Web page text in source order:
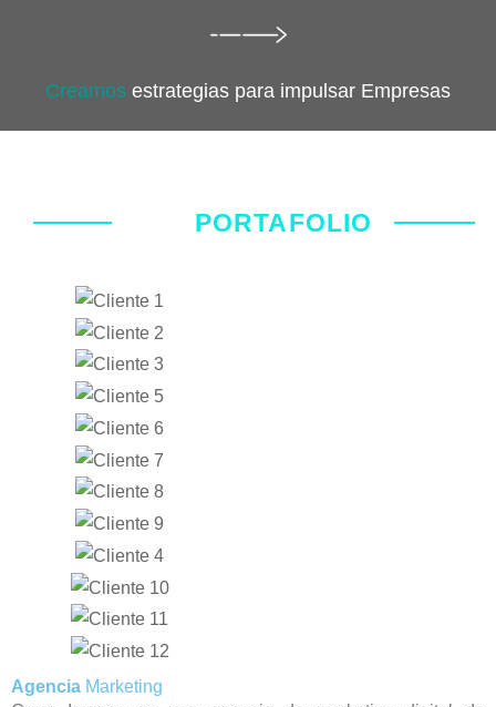
Creamos estrategias para impulsar Empresas
PORTAFOLIO
Agencia Marketing